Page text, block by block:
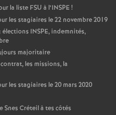
la liste FSU à l’INSPE !
les stagiaires le 22 novembre 2019
élections INSPE, indemnités,
majoritaire
les missions, la
les stagiaires le 20 mars 2020
Créteil à tes côtés